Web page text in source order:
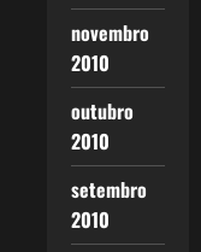
novembro
2010
outubro
2010
setembro
2010